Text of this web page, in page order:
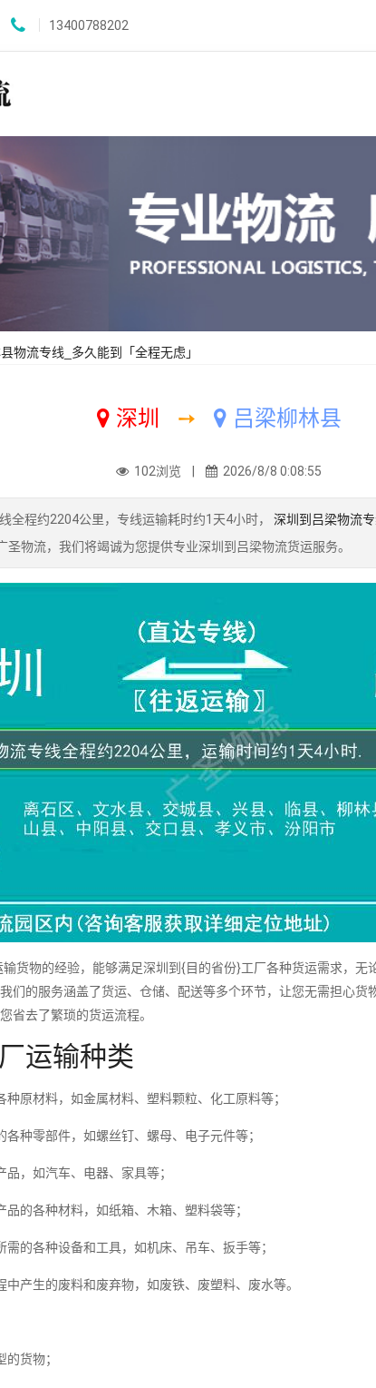
13400788202
物流专线_多久能到「全程无虑」
深圳 ➙ 吕梁柳林县
102浏览 | 2026/8/8 0:08:55
程约2204公里，专线运输耗时约1天4小时， 深圳到吕梁物流
物流，我们将竭诚为您提供专业深圳到吕梁物流货运服务。
货物的经验，能够满足深圳到{目的省份}工厂各种货运需求，无
们的服务涵盖了货运、仓储、配送等多个环节，让您无需担心货
省去了繁琐的货运流程。
运输种类
原材料，如金属材料、塑料颗粒、化工原料等；
种零部件，如螺丝钉、螺母、电子元件等；
，如汽车、电器、家具等；
的各种材料，如纸箱、木箱、塑料袋等；
的各种设备和工具，如机床、吊车、扳手等；
产生的废料和废弃物，如废铁、废塑料、废水等。
货物；